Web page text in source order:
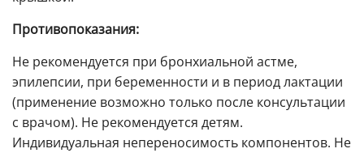
Противопоказания:
Не рекомендуется при бронхиальной астме,
эпилепсии, при беременности и в период лактации
(применение возможно только после консультации
с врачом). Не рекомендуется детям.
Индивидуальная непереносимость компонентов. Не